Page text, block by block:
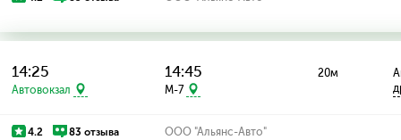
14:25
Автовокзал
14:45
M-7
20м
4.2 83 отзыва ООО "Альянс-Авто"